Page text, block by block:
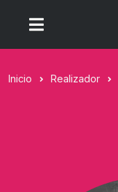
Inicio Realizador